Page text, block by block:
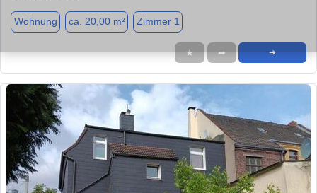
Wohnung ca. 20,00 m² Zimmer 1
★ ➦ ➜